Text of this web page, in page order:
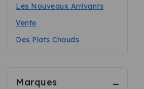
Tout-Suspendus
Les Nouveaux Arrivants
Vente
Des Plats Chauds
Marques